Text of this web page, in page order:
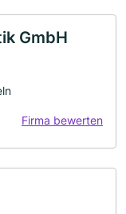
GmbH
Firma bewerten